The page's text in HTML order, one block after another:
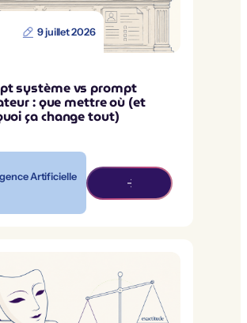
9 juillet 2026
système vs prompt
: que mettre où (et
ça change tout)
Artificielle